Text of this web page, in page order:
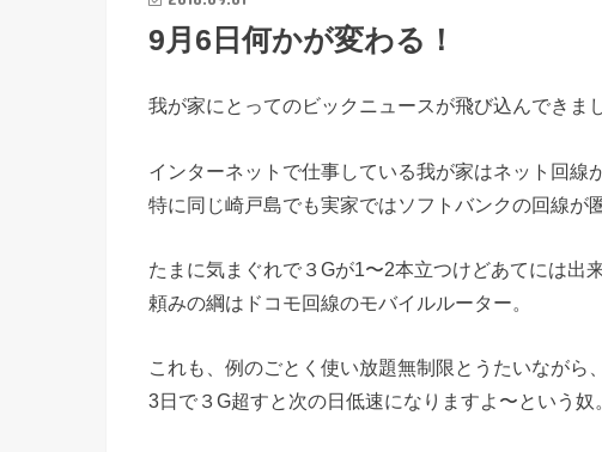
9月6日何かが変わる！
我が家にとってのビックニュースが飛び込んできま
インターネットで仕事している我が家はネット回線
特に同じ崎戸島でも実家ではソフトバンクの回線が
たまに気まぐれで３Gが1〜2本立つけどあてには出来
頼みの綱はドコモ回線のモバイルルーター。
これも、例のごとく使い放題無制限とうたいながら
3日で３G超すと次の日低速になりますよ〜という奴。